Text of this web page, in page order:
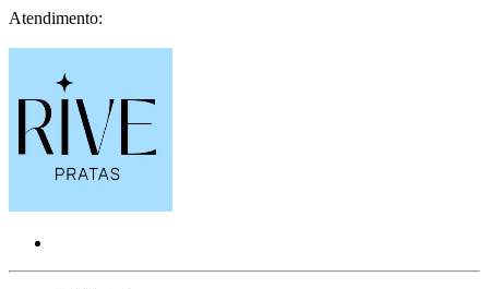
Atendimento: